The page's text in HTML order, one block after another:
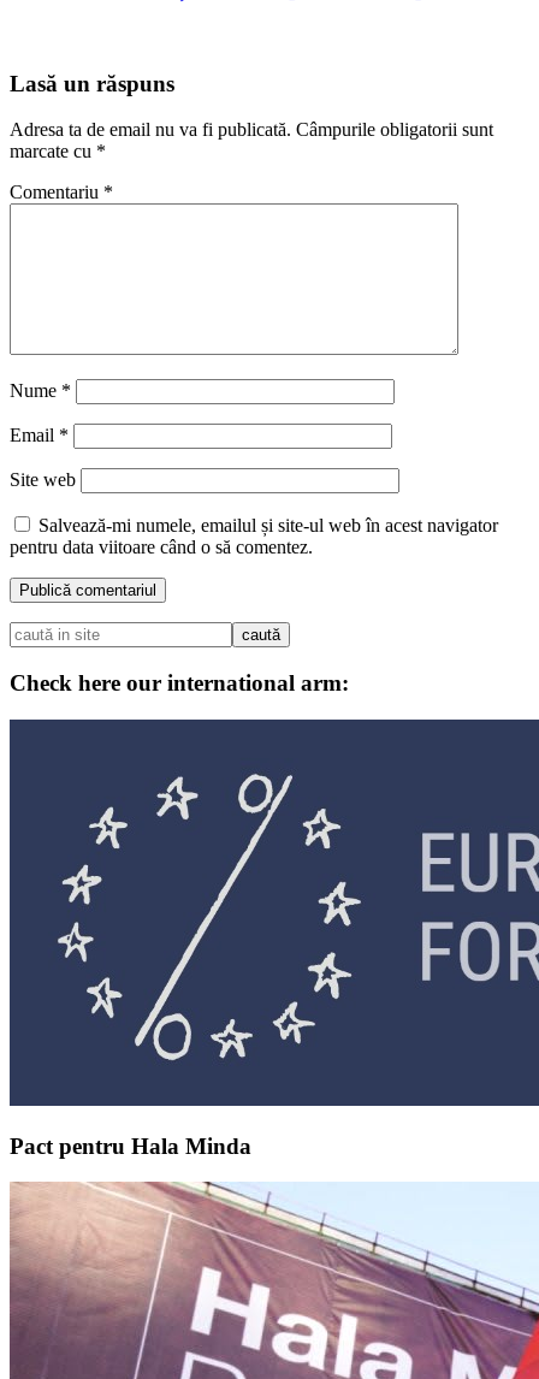
Lasă un răspuns
Adresa ta de email nu va fi publicată. Câmpurile obligatorii sunt
marcate cu *
Comentariu *
Nume *
Email *
Site web
Salvează-mi numele, emailul și site-ul web în acest navigator
pentru data viitoare când o să comentez.
Check here our international arm:
Pact pentru Hala Minda